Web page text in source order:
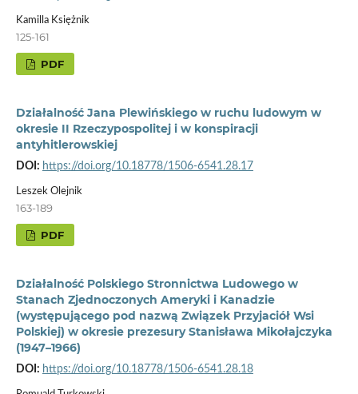
Kamilla Księżnik
125-161
PDF
Działalność Jana Plewińskiego w ruchu ludowym w
okresie II Rzeczypospolitej i w konspiracji
antyhitlerowskiej
DOI: https://doi.org/10.18778/1506-6541.28.17
Leszek Olejnik
163-189
PDF
Działalność Polskiego Stronnictwa Ludowego w
Stanach Zjednoczonych Ameryki i Kanadzie
(występującego pod nazwą Związek Przyjaciół Wsi
Polskiej) w okresie prezesury Stanisława Mikołajczyka
(1947–1966)
DOI: https://doi.org/10.18778/1506-6541.28.18